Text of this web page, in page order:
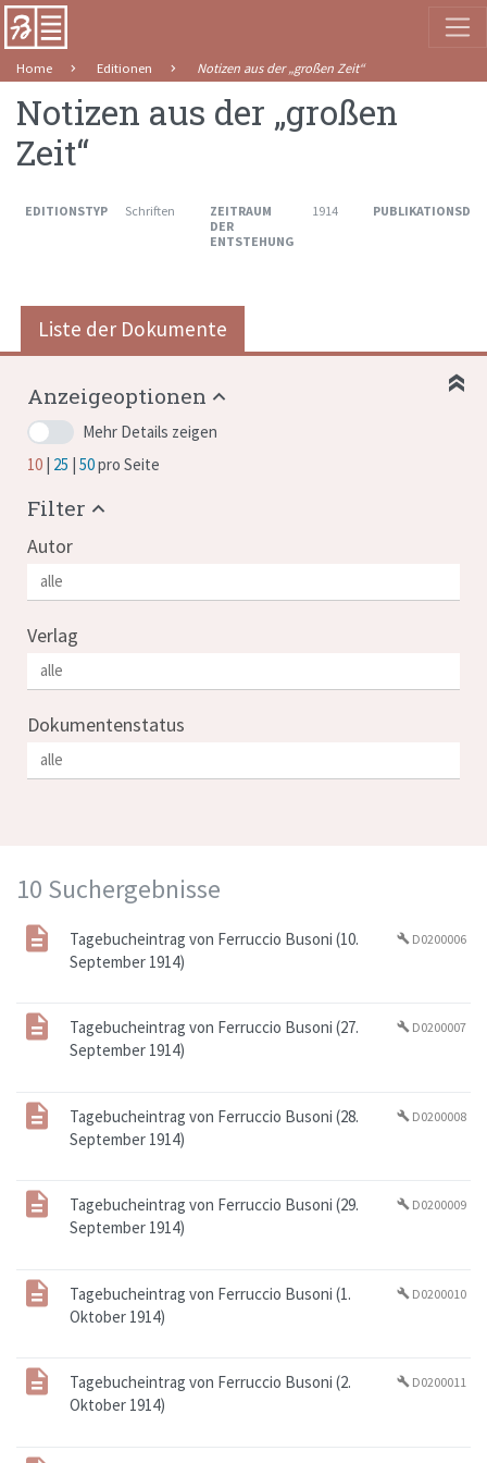
Home Editionen Notizen aus der „großen Zeit“
Notizen aus der „großen
Zeit“
EDITIONSTYP Schriften
ZEITRAUM
DER
ENTSTEHUNG
1914
Liste der Dokumente
10 Suchergebnisse
Tagebucheintrag von Ferruccio Busoni (10.
September 1914)
build D0200006
Tagebucheintrag von Ferruccio Busoni (27.
September 1914)
build D0200007
Tagebucheintrag von Ferruccio Busoni (28.
September 1914)
build D0200008
Tagebucheintrag von Ferruccio Busoni (29.
September 1914)
build D0200009
Tagebucheintrag von Ferruccio Busoni (1.
Oktober 1914)
build D0200010
Tagebucheintrag von Ferruccio Busoni (2.
Oktober 1914)
build D0200011
Anzeigeoptionen
Mehr Details zeigen
10 25 50pro Seite
Filter
Autor
Verlag
Dokumentenstatus